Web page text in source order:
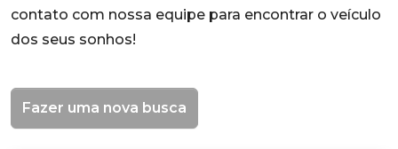
contato com nossa equipe para encontrar o veículo
dos seus sonhos!
Fazer uma nova busca